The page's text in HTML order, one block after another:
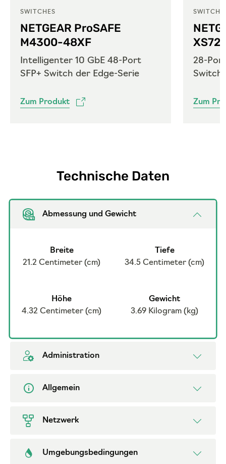
SWITCHES
NETGEAR ProSAFE
M4300-48XF
Intelligenter 10 GbE 48-Port
SFP+ Switch der Edge-Serie
Zum Produkt
28-
Switch
Zum
Technische Daten
Abmessung und Gewicht
Breite
21.2 Centimeter (cm)
Tiefe
34.5 Centimeter (cm)
Höhe
4.32 Centimeter (cm)
Gewicht
3.69 Kilogram (kg)
Administration
Allgemein
Netzwerk
Umgebungsbedingungen